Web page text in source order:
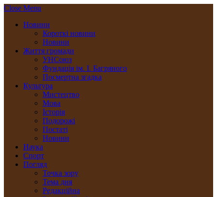
Close Menu
Новини
Короткі новини
Новини
Життя громади
УНСоюз
Фундація ім. І. Багряного
Посмертна згадка
Культура
Мистецтво
Мова
Історія
Подорожі
Постаті
Новини
Наука
Спорт
Погляд
Точка зору
Тема дня
Редакційна